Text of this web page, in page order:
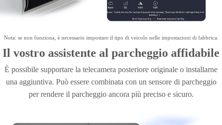
Regolate facilmente il volume e rispondete alle chiamate in vivavoce.